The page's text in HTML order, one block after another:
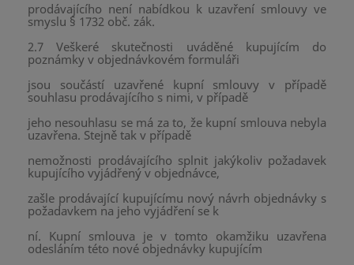
prodávajícího není nabídkou k uzavření smlouvy ve
smyslu § 1732 obč. zák.
2.7 Veškeré skutečnosti uváděné kupujícím do
poznámky v objednávkovém formuláři
jsou součástí uzavřené kupní smlouvy v případě
souhlasu prodávajícího s nimi, v případě
jeho nesouhlasu se má za to, že kupní smlouva nebyla
uzavřena. Stejně tak v případě
nemožnosti prodávajícího splnit jakýkoliv požadavek
kupujícího vyjádřený v objednávce,
zašle prodávající kupujícímu nový návrh objednávky s
požadavkem na jeho vyjádření se k
ní. Kupní smlouva je v tomto okamžiku uzavřena
odesláním této nové objednávky kupujícím